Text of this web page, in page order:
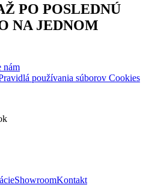
PO POSLEDNÚ
NA JEDNOM
nám
používania súborov Cookies
ShowroomKontakt